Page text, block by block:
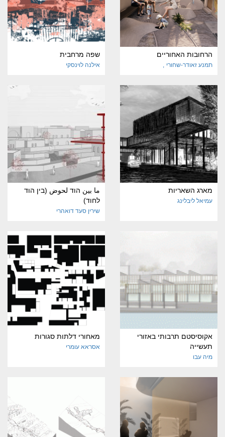
הרחובות האחוריים
תמנע זאודר-שחורי
שפה מרחבית
אילנה לוינסקי
מארג השאריות
עמיאל ליבלינג
ما بين הוד لحوض (בין הוד
לחוד)
שירין סעד דואהרי
אקוסיסטם תרבותי באזורי
תעשייה
מיה עבו
מאחורי דלתות סגורות
אסראא עומרי